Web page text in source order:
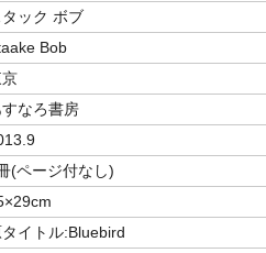
タック ボブ
Bob
すなろ書房
(ページ付なし)
タイトル:Bluebird